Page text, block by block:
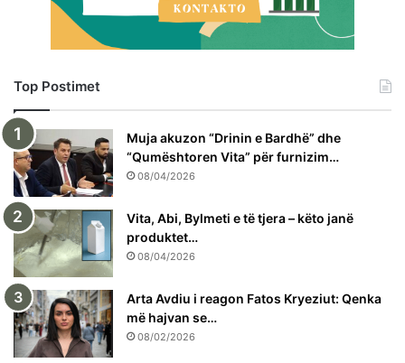
Top Postimet
Muja akuzon “Drinin e Bardhë” dhe
“Qumështoren Vita” për furnizim…
08/04/2026
Vita, Abi, Bylmeti e të tjera – këto janë
produktet…
08/04/2026
Arta Avdiu i reagon Fatos Kryeziut: Qenka
më hajvan se…
08/02/2026